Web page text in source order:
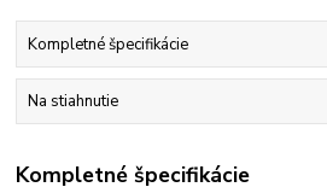
Kompletné špecifikácie
Na stiahnutie
Kompletné špecifikácie